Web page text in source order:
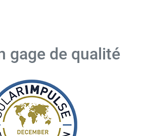
gage de qualité